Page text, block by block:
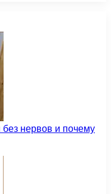
без нервов и почему